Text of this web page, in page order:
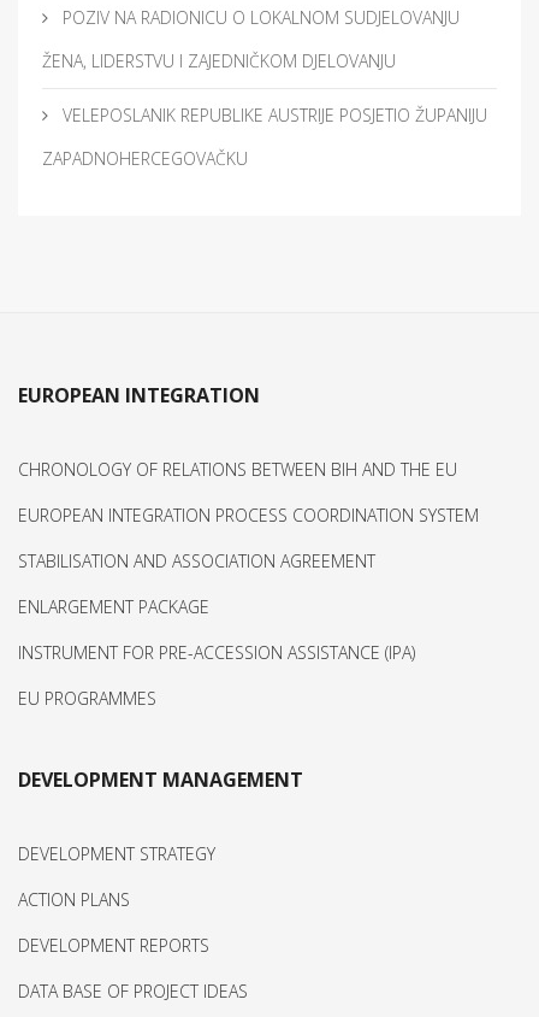
POZIV NA RADIONICU O LOKALNOM SUDJELOVANJU
ŽENA, LIDERSTVU I ZAJEDNIČKOM DJELOVANJU
VELEPOSLANIK REPUBLIKE AUSTRIJE POSJETIO ŽUPANIJU
ZAPADNOHERCEGOVAČKU
EUROPEAN INTEGRATION
CHRONOLOGY OF RELATIONS BETWEEN BIH AND THE EU
EUROPEAN INTEGRATION PROCESS COORDINATION SYSTEM
STABILISATION AND ASSOCIATION AGREEMENT
ENLARGEMENT PACKAGE
INSTRUMENT FOR PRE-ACCESSION ASSISTANCE (IPA)
EU PROGRAMMES
DEVELOPMENT MANAGEMENT
DEVELOPMENT STRATEGY
ACTION PLANS
DEVELOPMENT REPORTS
DATA BASE OF PROJECT IDEAS